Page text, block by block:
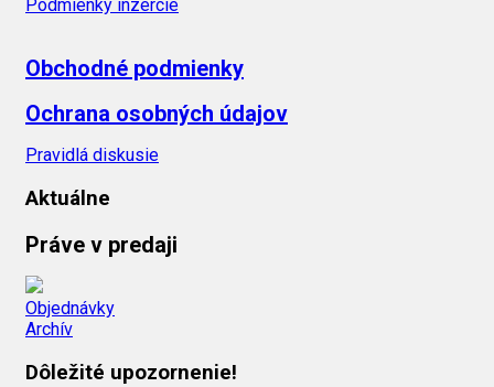
Podmienky inzercie
Obchodné podmienky
Ochrana osobných údajov
Pravidlá diskusie
Aktuálne
Práve v predaji
Objednávky
Archív
Dôležité upozornenie!